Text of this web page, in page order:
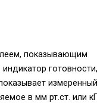
показывающим
готовности,
измеренный
в мм рт.ст. или